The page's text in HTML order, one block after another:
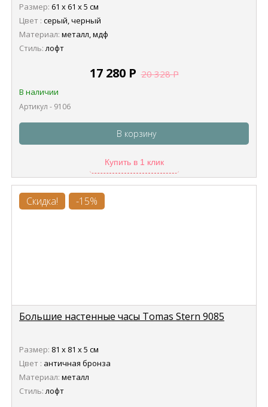
Размер: 61 х 61 х 5 см
Цвет : серый, черный
Материал: металл, мдф
Стиль: лофт
17 280 Р 20 328Р
В наличии
Артикул - 9106
В корзину
Купить в 1 клик
Скидка! -15%
Большие настенные часы Tomas Stern 9085
Размер: 81 х 81 х 5 см
Цвет : античная бронза
Материал: металл
Стиль: лофт